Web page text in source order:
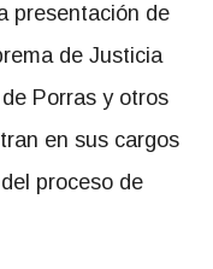
presentación de
de Justicia
Porras y otros
en sus cargos
proceso de